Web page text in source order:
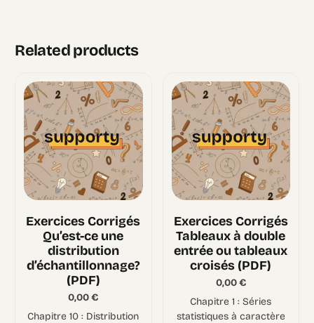
Related products
Exercices Corrigés
Qu’est-ce une
distribution
d’échantillonnage?
(PDF)
0,00€
Chapitre 10 : Distribution
Exercices Corrigés
Tableaux à double
entrée ou tableaux
croisés (PDF)
0,00€
Chapitre 1 : Séries
statistiques à caractère